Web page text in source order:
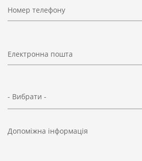
Номер телефону
Електронна пошта
- Вибрати -
Допоміжна інформація